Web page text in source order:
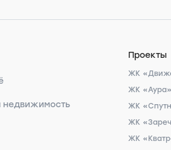
недвижимость
Проекты
ЖК
ЖК
ЖК
ЖК
ЖК